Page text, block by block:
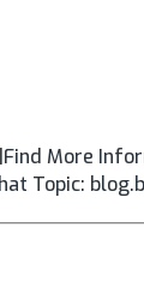
More
Topic: